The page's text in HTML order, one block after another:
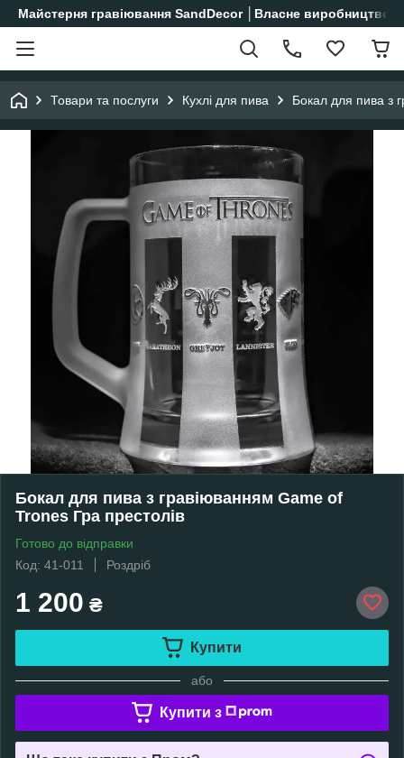
Майстерня гравіювання SandDecor │Власне виробництво│
Товари та послуги Кухлі для пива Бокал для пива з
Бокал для пива з гравіюванням Game of
Trones Гра престолів
Готово до відправки
Код: 41-011
Роздріб
1 200 ₴
Купити
або
Купити з